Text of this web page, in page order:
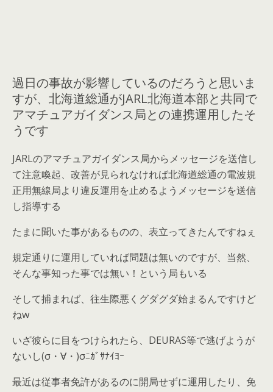
過日の事故が影響しているのだろうと思いま
すが、北海道総通がJARL北海道本部と共同で
アマチュアガイダンス局との連携運用したそ
うです
JARLのアマチュアガイダンス局からメッセージを送信し
て注意喚起、改善が見られなければ北海道総通の電波規
正用無線局より違反運用を止めるようメッセージを送信
し指導する
たまに聞いた事があるものの、表立ってきたんですねぇ
規定通りに運用していれば問題は無いのですが、当然、
そんな事知った事では無い！という局もいる
そして捕まれば、往生際悪くグダグダ始まるんですけど
ねw
いざ彼らに目をつけられたら、DEURAS等で逃げようが
ないし(σ・∀・)σﾆｶﾞｻﾅｲﾖｰ
最近は従事者免許があるのに開局せずに運用したり、免